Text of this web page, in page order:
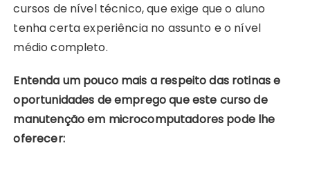
cursos de nível técnico, que exige que o aluno
tenha certa experiência no assunto e o nível
médio completo.
Entenda um pouco mais a respeito das rotinas e
oportunidades de emprego que este curso de
manutenção em microcomputadores pode lhe
oferecer: